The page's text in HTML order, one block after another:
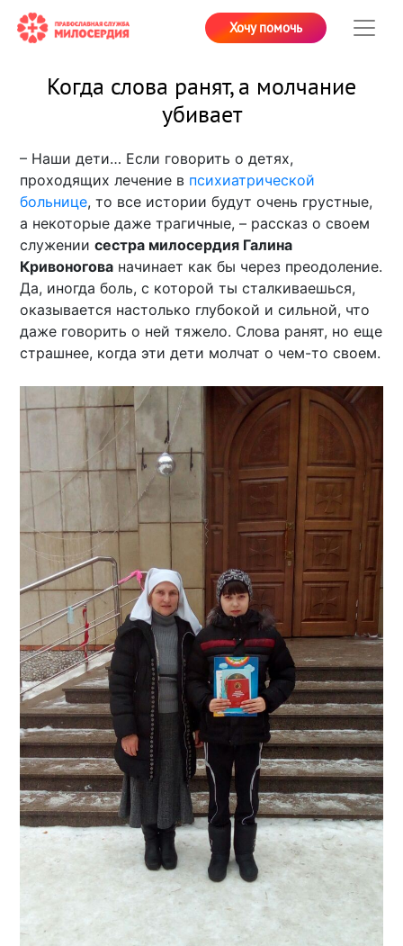
Хочу помочь
Когда слова ранят, а молчание
убивает
– Наши дети… Если говорить о детях,
проходящих лечение в психиатрической
больнице, то все истории будут очень грустные,
а некоторые даже трагичные, – рассказ о своем
служениисестра милосердия Галина
Кривоногова начинает как бы через преодоление.
Да, иногда боль, с которой ты сталкиваешься,
оказывается настолько глубокой и сильной, что
даже говорить о ней тяжело. Слова ранят, но еще
страшнее, когда эти дети молчат о чем-то своем.